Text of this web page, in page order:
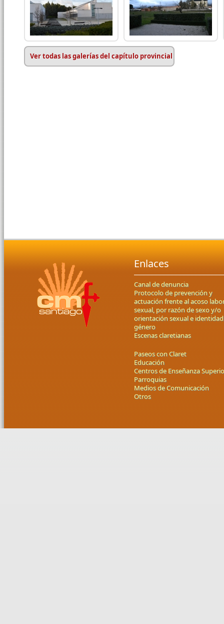
Ver todas las galerías del capítulo provincial
Enlaces
Canal de denuncia
Protocolo de prevención y
actuación frente al acoso
sexual, por razón de sexo y/o
orientación sexual e
género
Escenas claretianas
Paseos con Claret
Educación
Centros de Enseñanza
Parroquias
Medios de Comunicación
Otros